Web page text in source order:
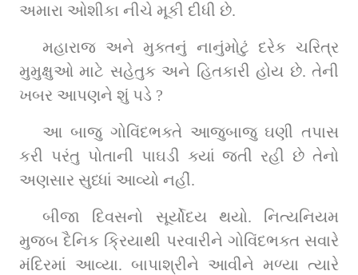
અમારા ઓશીકા નીચે મૂકી દીધી છે.
મહારાજ અને મુક્તનું નાનુંમોટું દરેક ચરિત્ર
મુમુક્ષુઓ માટે સહેતુક અને હિતકારી હોય છે. તેની
ખબર આપણને શું પડે ?
આ બાજુ ગોવિંદભક્તે આજુબાજુ ઘણી તપાસ
કરી પરંતુ પોતાની પાઘડી ક્યાં જતી રહી છે તેનો
અણસાર સુધ્ધાં આવ્યો નહીં.
બીજા દિવસનો સૂર્યોદય થયો. નિત્યનિયમ
મુજબ દૈનિક ક્રિયાથી પરવારીને ગોવિંદભક્ત સવારે
મંદિરમાં આવ્યા. બાપાશ્રીને આવીને મળ્યા ત્યારે